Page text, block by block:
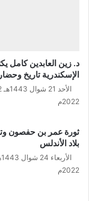
د. زين العابدين كامل
الإسكندرية تاريخ
2022م
ثورة عمر بن حفصون
بلاد الأندلس
2022م